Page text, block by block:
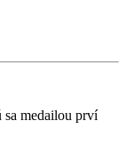
medailou prví